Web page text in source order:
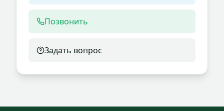
Позвонить
Задать вопрос